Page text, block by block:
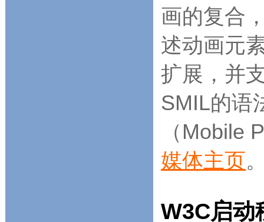
画的复合
述动画元
扩展，并
SMIL的语
（Mobile
媒体主页
W3C启动